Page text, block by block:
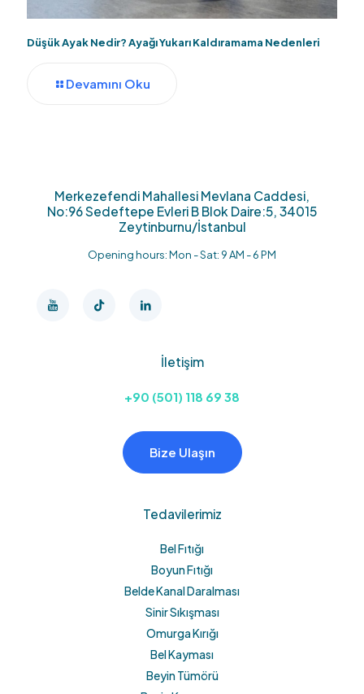
Düşük Ayak Nedir? Ayağı Yukarı Kaldıramama Nedenleri
Devamını Oku
Merkezefendi Mahallesi Mevlana Caddesi,
No:96 Sedeftepe Evleri B Blok Daire:5, 34015
Zeytinburnu/İstanbul
Opening hours: Mon - Sat: 9 AM - 6 PM
İletişim
+90 (501) 118 69 38
Bize Ulaşın
Tedavilerimiz
Bel Fıtığı
Boyun Fıtığı
Belde Kanal Daralması
Sinir Sıkışması
Omurga Kırığı
Bel Kayması
Beyin Tümörü